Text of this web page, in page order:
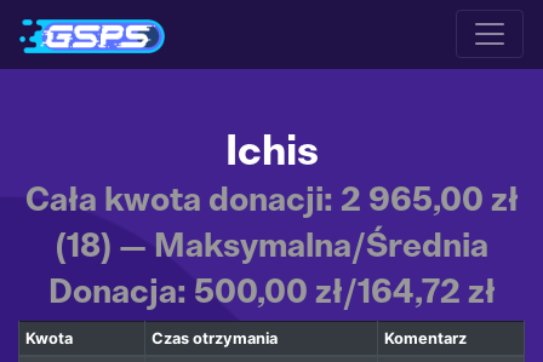
Ichis
Cała kwota donacji: 2 965,00 zł
(18) — Maksymalna/Średnia
Donacja: 500,00 zł/164,72 zł
Kwota Czas otrzymania
Komentarz